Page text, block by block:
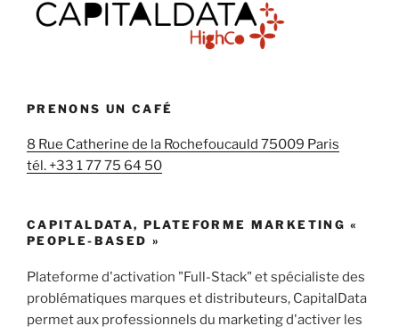
PRENONS UN CAFÉ
8 Rue Catherine de la Rochefoucauld 75009 Paris
tél. +33 1 77 75 64 50
CAPITALDATA, PLATEFORME MARKETING «
PEOPLE-BASED »
Plateforme d'activation "Full-Stack" et spécialiste des
problématiques marques et distributeurs, CapitalData
permet aux professionnels du marketing d'activer les